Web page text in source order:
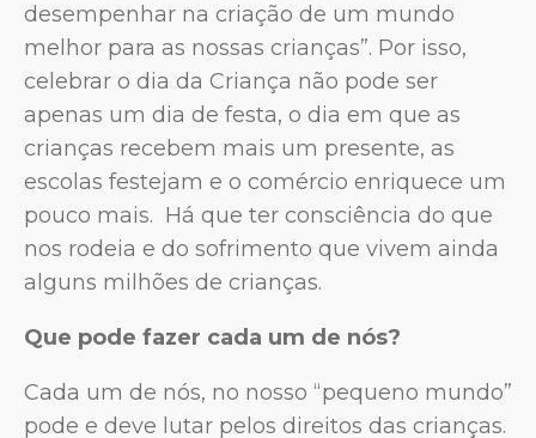
desempenhar na criação de um mundo
melhor para as nossas crianças”. Por isso,
celebrar o dia da Criança não pode ser
apenas um dia de festa, o dia em que as
crianças recebem mais um presente, as
escolas festejam e o comércio enriquece um
pouco mais. Há que ter consciência do que
nos rodeia e do sofrimento que vivem ainda
alguns milhões de crianças.
Que pode fazer cada um de nós?
Cada um de nós, no nosso “pequeno mundo”
pode e deve lutar pelos direitos das crianças.